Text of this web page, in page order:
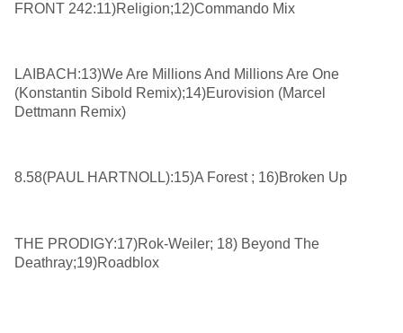
FRONT 242:11)Religion;12)Commando Mix
LAIBACH:13)We Are Millions And Millions Are One
(Konstantin Sibold Remix);14)Eurovision (Marcel
Dettmann Remix)
8.58(PAUL HARTNOLL):15)A Forest ; 16)Broken Up
THE PRODIGY:17)Rok-Weiler; 18) Beyond The
Deathray;19)Roadblox